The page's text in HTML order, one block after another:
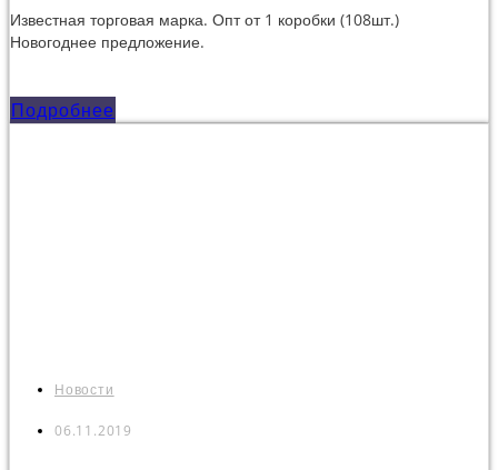
Известная торговая марка. Опт от 1 коробки (108шт.)
Новогоднее предложение.
Подробнее
Новости
06.11.2019